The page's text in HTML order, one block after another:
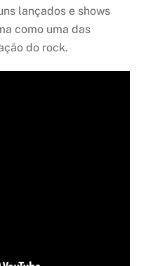
lançados e shows
como uma das
do rock.